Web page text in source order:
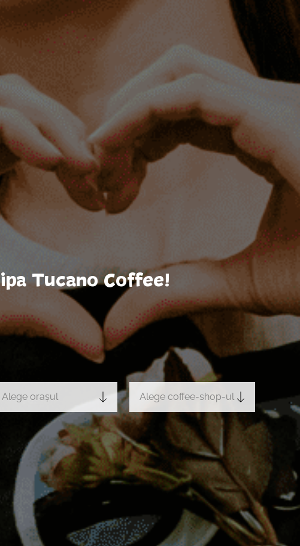
Tucano Coffee!
Alege orașul Alege coffee-shop-ul